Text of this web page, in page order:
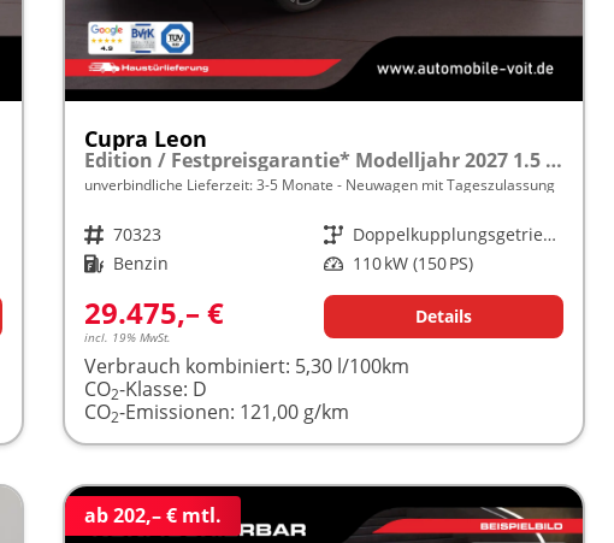
Cupra Leon
Edition / Festpreisgarantie* Modelljahr 2027 1.5 TSI 150PS DSG 5 J.Garantie /18"/Voll-LED/3Z-Climatronic/ACC/Full Link/Parksensoren v/h/Privacy-Glas/MFL
unverbindliche Lieferzeit: 3-5 Monate Neuwagen mit Tageszulassung
Fahrzeugnr. 70323 Getriebe
Doppelkupplungsgetriebe (DSG)
Kraftstoff Benzin Leistung 110 kW (150 PS)
29.475,– €
incl. 19% MwSt.
Details
Verbrauch kombiniert: 5,30 l/100km
CO2-Klasse: D
CO2-Emissionen: 121,00 g/km
ab 202,– € mtl.